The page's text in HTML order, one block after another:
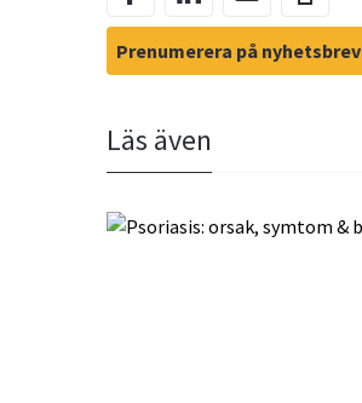
Prenumerera på nyhetsbrev
Läs även